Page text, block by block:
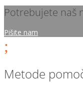
Potrebujete naš
Pišite nam
;
Metode